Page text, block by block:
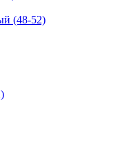
(48-52)